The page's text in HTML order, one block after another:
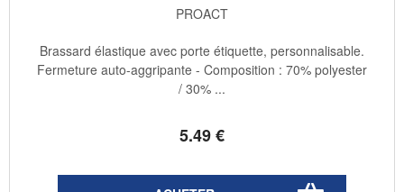
PROACT
5.49€
Brassard élastique avec porte étiquette, personnalisable.
Fermeture auto-aggripante - Composition : 70% polyester
/ 30% ...